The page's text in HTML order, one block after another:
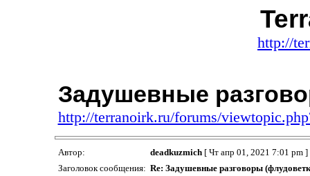
http://
Задушевные
http://terranoirk.ru/forums/
Автор: deadkuzmich[ Чт апр 01, 2021 7:01 pm ]
Заголовок сообщения: Re: Задушевные разговоры